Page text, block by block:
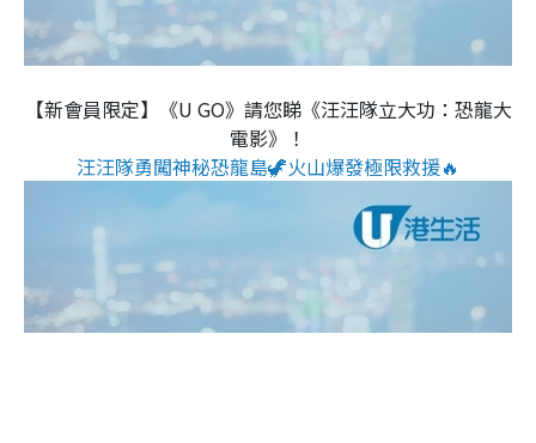
【新會員限定】《U GO》請您睇《汪汪隊立大功：恐龍大
電影》！
汪汪隊勇闖神秘恐龍島🦖火山爆發極限救援🔥